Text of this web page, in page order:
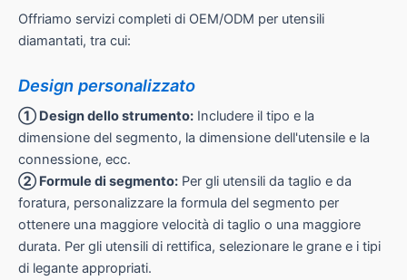
Offriamo servizi completi di OEM/ODM per utensili
diamantati, tra cui:
Design personalizzato
① Design dello strumento: Includere il tipo e la
dimensione del segmento, la dimensione dell'utensile e la
connessione, ecc.
② Formule di segmento: Per gli utensili da taglio e da
foratura, personalizzare la formula del segmento per
ottenere una maggiore velocità di taglio o una maggiore
durata. Per gli utensili di rettifica, selezionare le grane e i tipi
di legante appropriati.